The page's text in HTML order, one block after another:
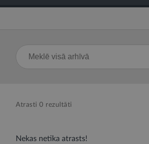
Atrasti 0 rezultāti
Nekas netika atrasts!